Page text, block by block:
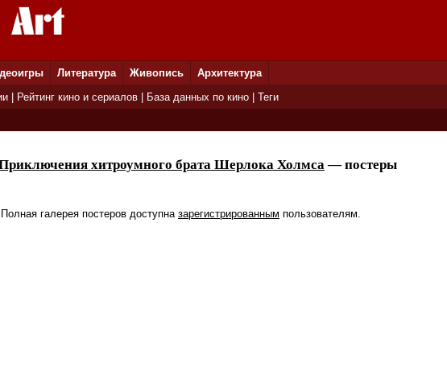
Литература Живопись Архитектура
Рейтинг кино и сериалов База данных по кино
Теги
хитроумного брата Шерлока Холмса— постеры
Полная галерея постеров доступна зарегистрированным пользователям.